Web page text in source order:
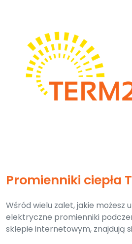
Promienniki ciepła
Wśród wielu zalet, jakie możesz
elektryczne promienniki
sklepie internetowym, znajdują